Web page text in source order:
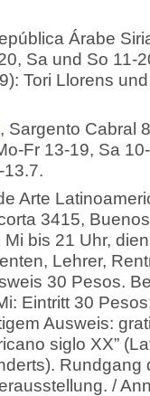
Árabe
Sa und So 11-
Tori Llorens
, Sargento Cabral
Fr 13-19, Sa
13.7.
Arte
3415,
bis 21 Uhr,
Lehrer,
30 Pesos.
Eintritt 30
Ausweis:
siglo XX”
Rundgang
/